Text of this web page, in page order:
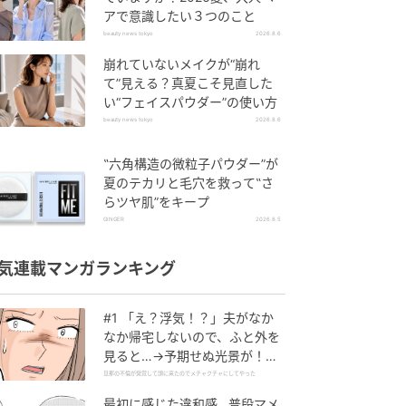
アで意識したい３つのこと
beauty news tokyo 2026.8.6
崩れていないメイクが“崩れ
て”見える？真夏こそ見直した
い“フェイスパウダー”の使い方
beauty news tokyo 2026.8.6
‟六角構造の微粒子パウダー”が
夏のテカリと毛穴を救って‟さ
らツヤ肌”をキープ
GINGER 2026.8.5
連載マンガランキング
#1 「え？浮気！？」夫がなか
なか帰宅しないので、ふと外を
見ると…→予期せぬ光景が！｜
旦那の不倫が発覚して頭に来た
旦那の不倫が発覚して頭に来たのでメチャクチャにしてやった